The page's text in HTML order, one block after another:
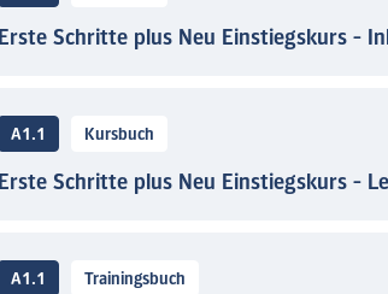
Erste Schritte plus Neu Einstiegskurs -
A1.1 Kursbuch
Erste Schritte plus Neu Einstiegskurs -
A1.1 Trainingsbuch